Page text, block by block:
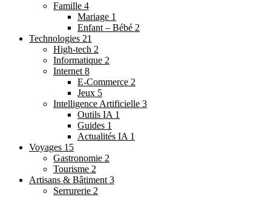
Famille 4
Mariage 1
Enfant – Bébé 2
Technologies 21
High-tech 2
Informatique 2
Internet 8
E-Commerce 2
Jeux 5
Intelligence Artificielle 3
Outils IA 1
Guides 1
Actualités IA 1
Voyages 15
Gastronomie 2
Tourisme 2
Artisans & Bâtiment 3
Serrurerie 2